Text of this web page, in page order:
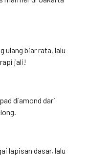
ulang biar rata, lalu
jali!
diamond dari
lapisan dasar, lalu